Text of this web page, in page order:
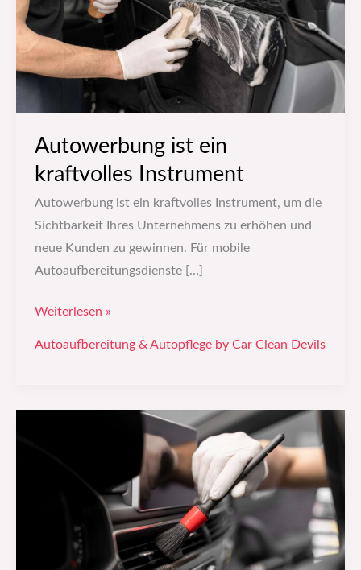
Autowerbung ist ein
kraftvolles Instrument
Autowerbung ist ein kraftvolles Instrument, um die
Sichtbarkeit Ihres Unternehmens zu erhöhen und
neue Kunden zu gewinnen. Für mobile
Autoaufbereitungsdienste […]
Weiterlesen »
Autoaufbereitung & Autopflege by Car Clean Devils